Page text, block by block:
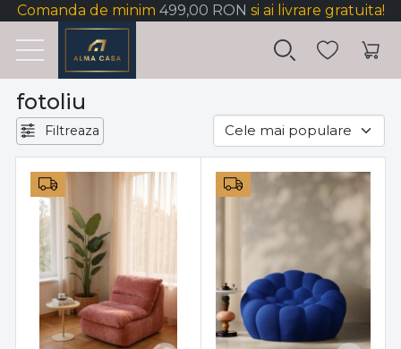
Comanda de minim 499,00 RON si ai livrare gratuita!
fotoliu
Filtreaza